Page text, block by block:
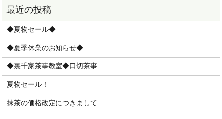
◆夏物セール◆
◆夏季休業のお知らせ◆
◆裏千家茶事教室◆口切茶事
夏物セール！
抹茶の価格改定につきまして